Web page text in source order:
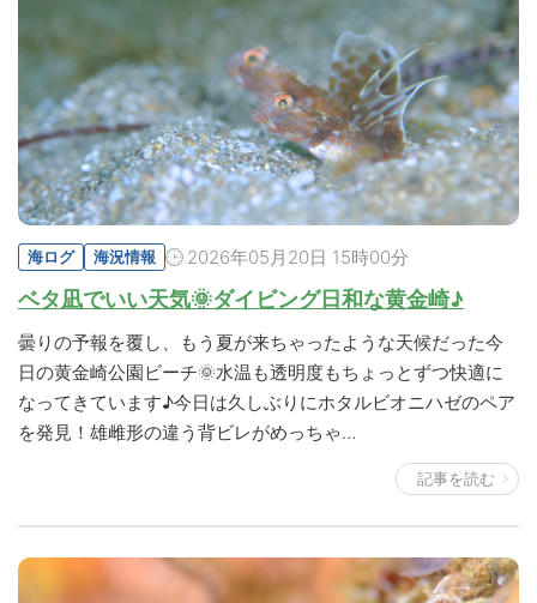
海ログ 海況情報 2026年05月20日 15時00分
ベタ凪でいい天気🌞ダイビング日和な黄金崎♪
曇りの予報を覆し、もう夏が来ちゃったような天候だった今
日の黄金崎公園ビーチ🌞水温も透明度もちょっとずつ快適に
なってきています♪今日は久しぶりにホタルビオニハゼのペア
を発見！雄雌形の違う背ビレがめっちゃ…
記事を読む